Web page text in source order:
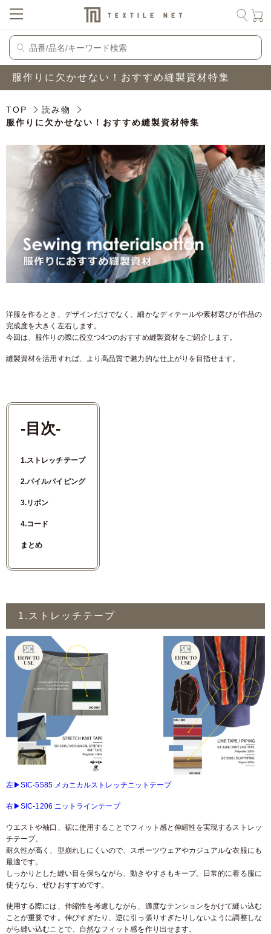
服作りに欠かせない！おすすめ縫製資材特集
TOP
読み物
服作りに欠かせない！おすすめ縫製資材特集
洋服を作るとき、デザインだけでなく、細かなディテールや素材選びが作品の
完成度を大きく左右します。
今回は、服作りの際に役立つ4つのおすすめ縫製資材をご紹介します。
縫製資材を活用すれば、より高品質で魅力的な仕上がりを目指せます。
-目次-
1.ストレッチテープ
2.パイルパイピング
3.リボン
4.コード
まとめ
1.ストレッチテープ
左▶SIC-5585 メカニカルストレッチニットテープ
右▶SIC-1206 ニットラインテープ
ウエストや袖口、裾に使用することでフィット感と伸縮性を実現するストレッ
チテープ。
耐久性が高く、型崩れしにくいので、スポーツウェアやカジュアルな衣服にも
最適です。
しっかりとした縫い目を保ちながら、動きやすさもキープ。日常的に着る服に
使うなら、ぜひおすすめです。
使用する際には、伸縮性を考慮しながら、適度なテンションをかけて縫い込む
ことが重要です。伸びすぎたり、逆に引っ張りすぎたりしないように調整しな
がら縫い込むことで、自然なフィット感を作り出せます。